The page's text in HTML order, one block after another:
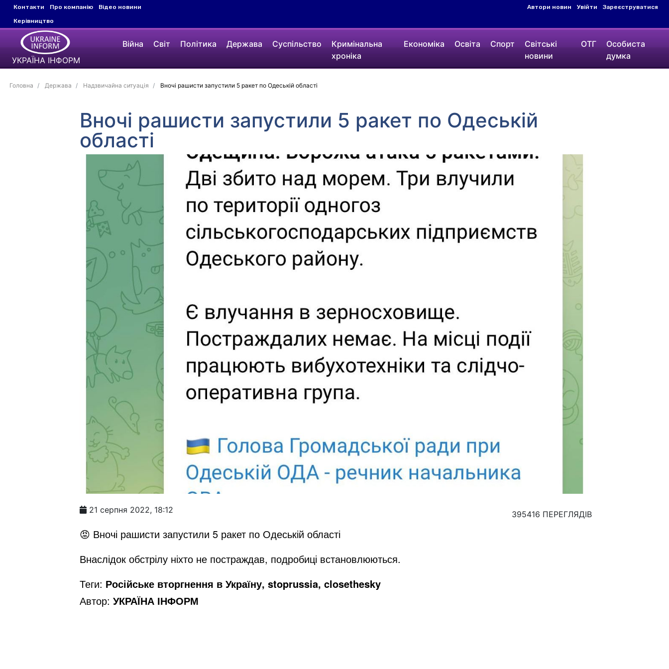
Контакти Про компанію
Відео новини
Керівництво
Автори новин Увійти Зареєструватися
УКРАЇНА ІНФОРМ
Війна Світ Політика Держава Суспільство
Кримінальна
хроніка
Економіка Освіта Спорт
Світські
новини
ОТГ
Особиста
думка
Головна Держава Надзвичайна ситуація Вночі рашисти запустили 5 ракет по Одеській області
Вночі рашисти запустили 5 ракет по Одеській
області
21 серпня 2022, 18:12 395416 ПЕРЕГЛЯДІВ
😡 Вночі рашисти запустили 5 ракет по Одеській області
Внаслідок обстрілу ніхто не постраждав, подробиці встановлюються.
Теги: Російське вторгнення в Україну, stoprussia, closethesky
Автор: УКРАЇНА ІНФОРМ